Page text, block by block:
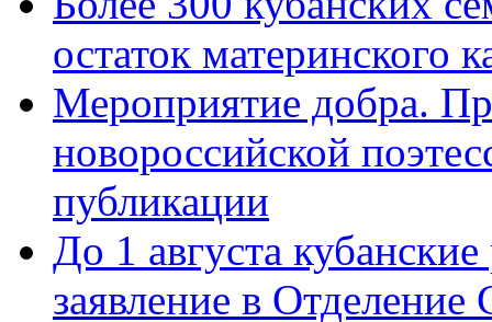
остаток материнского
Мероприятие добра.
новороссийской
публикации
До 1 августа
заявление в